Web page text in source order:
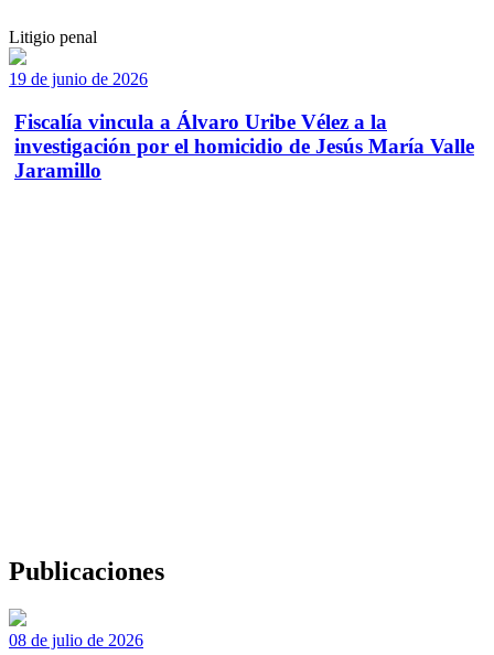
Litigio penal
19 de junio de 2026
Fiscalía vincula a Álvaro Uribe Vélez a la
investigación por el homicidio de Jesús María Valle
Jaramillo
Publicaciones
08 de julio de 2026